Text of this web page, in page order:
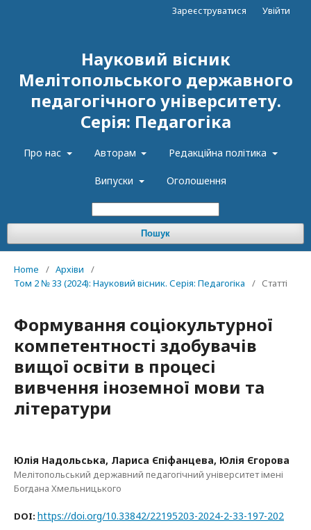
Науковий вісник
Мелітопольського державного
педагогічного університету.
Серія: Педагогіка
Про нас Авторам Редакційна політика
Випуски Оголошення
Пошук
Зареєструватися Увійти
Home / Архіви
/
Том 2 № 33 (2024): Науковий вісник. Серія: Педагогіка
/ Статті
Формування соціокультурної
компетентності здобувачів
вищої освіти в процесі
вивчення іноземної мови та
літератури
Юлія Надольська, Лариса Єпіфанцева, Юлія Єгорова
Мелітопольський державний педагогічний університет імені
Богдана Хмельницького
DOI: https://doi.org/10.33842/22195203-2024-2-33-197-202